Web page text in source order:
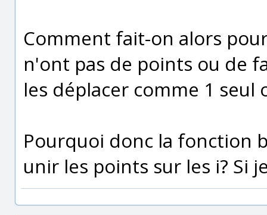
Comment fait-on alors
n'ont pas de points ou de
les déplacer comme 1 seul
Pourquoi donc la fonction
unir les points sur les i? Si